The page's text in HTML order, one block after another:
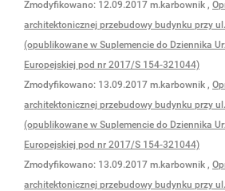
Zmodyfikowano: 12.09.2017 m.karbownik ,
architektonicznej przebudowy budynku przy
(opublikowane w Suplemencie do Dziennika
Europejskiej pod nr 2017/S 154-321044)
Zmodyfikowano: 13.09.2017 m.karbownik ,
architektonicznej przebudowy budynku przy
(opublikowane w Suplemencie do Dziennika
Europejskiej pod nr 2017/S 154-321044)
Zmodyfikowano: 13.09.2017 m.karbownik ,
architektonicznej przebudowy budynku przy